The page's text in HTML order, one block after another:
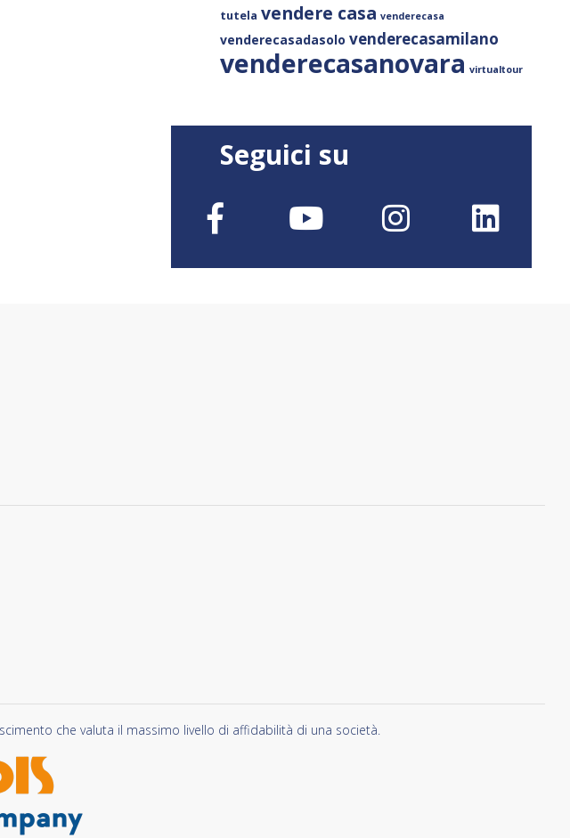
tutela vendere casa venderecasa
venderecasadasolo venderecasamilano
venderecasanovara virtualtour
Seguici su
che valuta il massimo livello di affidabilità di una società.